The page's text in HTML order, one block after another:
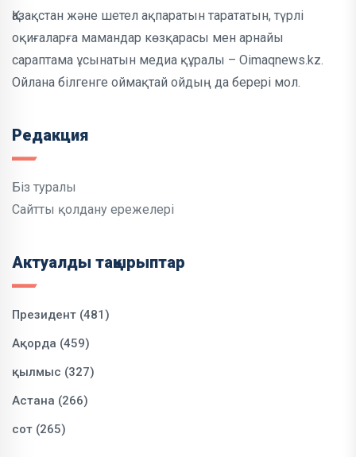
Қазақстан және шетел ақпаратын тарататын, түрлі
оқиғаларға мамандар көзқарасы мен арнайы
сараптама ұсынатын медиа құралы – Oimaqnews.kz.
Ойлана білгенге оймақтай ойдың да берері мол.
Редакция
Біз туралы
Сайтты қолдану ережелері
Актуалды тақырыптар
Президент (481)
Ақорда (459)
қылмыс (327)
Астана (266)
сот (265)